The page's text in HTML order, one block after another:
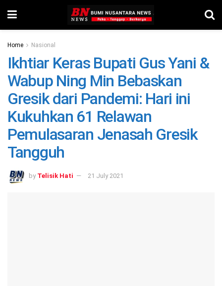
Home Nasional
Ikhtiar Keras Bupati Gus Yani &
Wabup Ning Min Bebaskan
Gresik dari Pandemi: Hari ini
Kukuhkan 61 Relawan
Pemulasaran Jenasah Gresik
Tangguh
by Telisik Hati 21 July 2021